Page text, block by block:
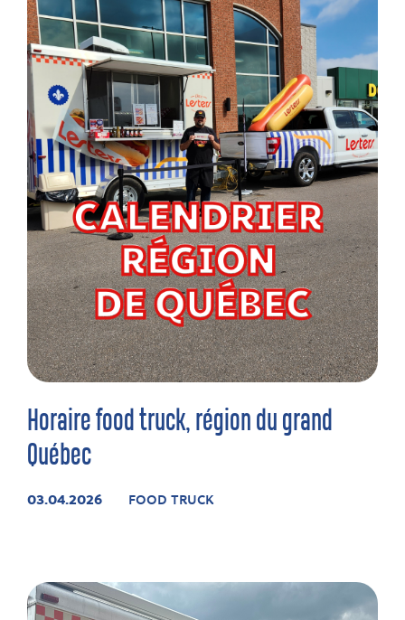
Horaire food truck, région du grand
Québec
03.04.2026 FOOD TRUCK